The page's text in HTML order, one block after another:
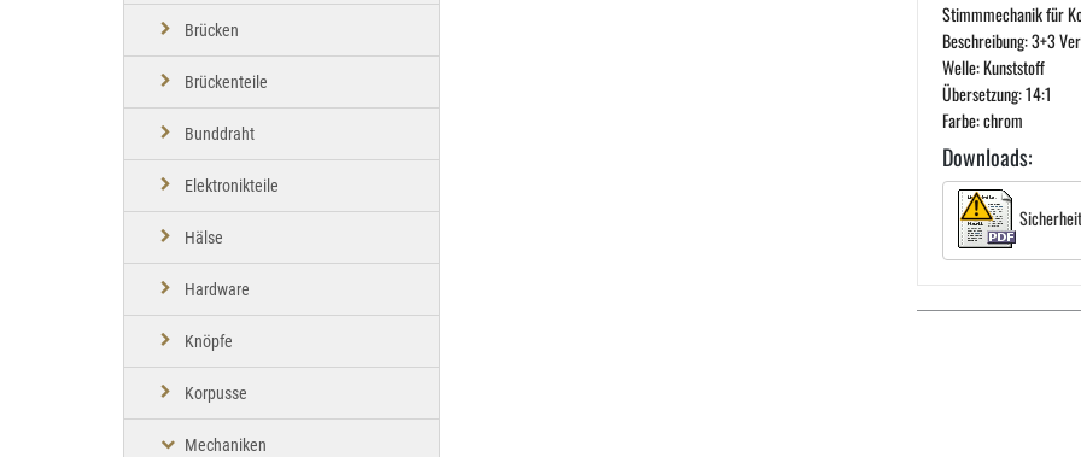
Stimmmechanik für
Beschreibung: 3+3
Welle: Kunststoff
Übersetzung: 14:1
Farbe: chrom
Downloads:
Brücken
Brückenteile
Bunddraht
Elektronikteile
Hälse
Hardware
Knöpfe
Korpusse
Mechaniken